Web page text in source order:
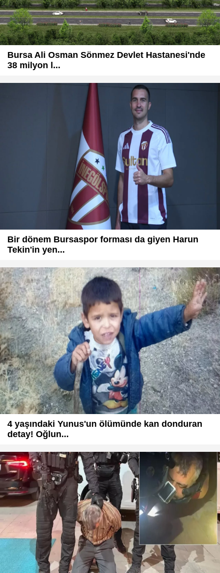
Bursa Ali Osman Sönmez Devlet Hastanesi'nde
38 milyon l...
Bir dönem Bursaspor forması da giyen Harun
Tekin'in yen...
4 yaşındaki Yunus'un ölümünde kan donduran
detay! Oğlun...